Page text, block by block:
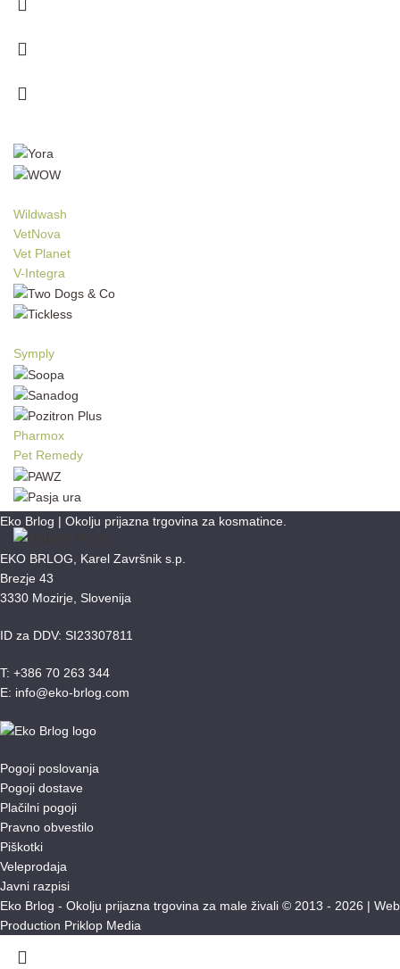
Wildwash
VetNova
Vet Planet
V-Integra
Symply
Pharmox
Pet Remedy
Eko Brlog | Okolju prijazna trgovina za kosmatince.
EKO BRLOG, Karel Završnik s.p.
Brezje 43
3330 Mozirje, Slovenija
ID za DDV: SI23307811
T: +386 70 263 344
E: info@eko-brlog.com
Pogoji poslovanja
Pogoji dostave
Plačilni pogoji
Pravno obvestilo
Piškotki
Veleprodaja
Javni razpisi
Eko Brlog - Okolju prijazna trgovina za male živali © 2013 - 2026 | Web
Production Priklop Media